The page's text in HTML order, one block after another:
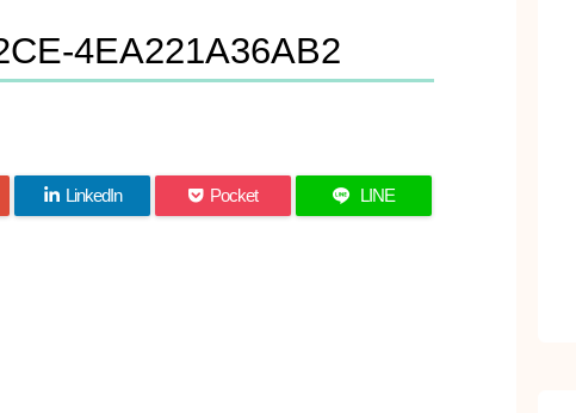
4EA221A36AB2
LinkedIn Pocket LINE